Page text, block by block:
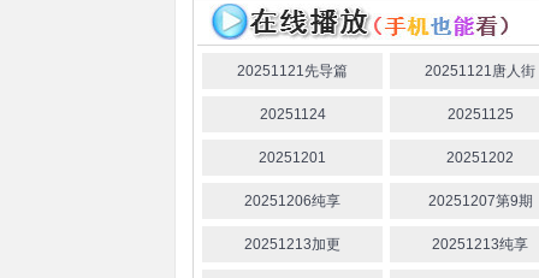
恰王
20251121先导篇 20251121唐人街
20251124 20251125
20251201 20251202
20251206纯享 20251207第9期
20251213加更 20251213纯享